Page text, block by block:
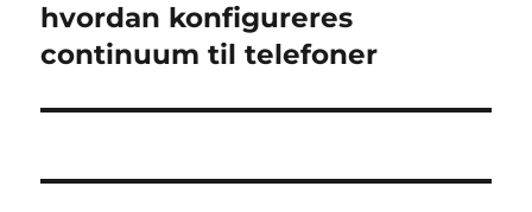
Næste
indlæg:
hvordan konfigureres
continuum til telefoner